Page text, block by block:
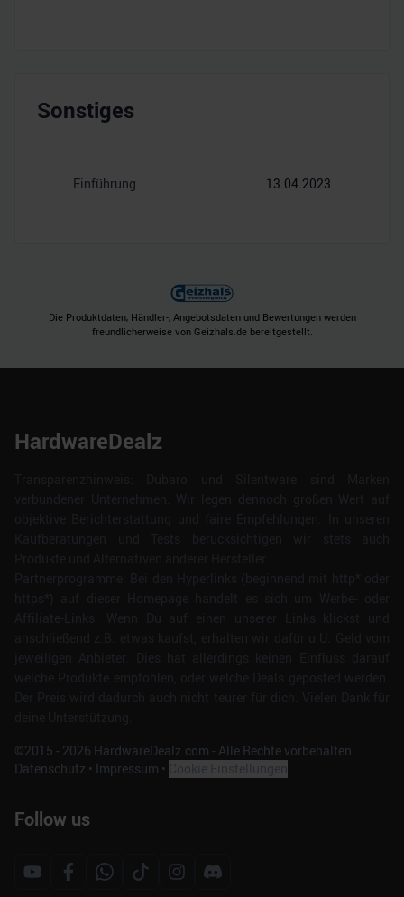
Sonstiges
Einführung 13.04.2023
Die Produktdaten, Händler-, Angebotsdaten und Bewertungen werden
freundlicherweise von Geizhals.de bereitgestellt.
HardwareDealz
©2015 - 2026 HardwareDealz.com - Alle Rechte vorbehalten.
Datenschutz • Impressum •
Follow us